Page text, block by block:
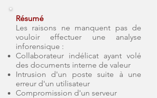
Résumé
Les raisons ne manquent pas de
vouloir effectuer une analyse
inforensique :
Collaborateur indélicat ayant volé
des documents interne de valeur
Intrusion d'un poste suite à une
erreur d'un utilisateur
Compromission d'un serveur